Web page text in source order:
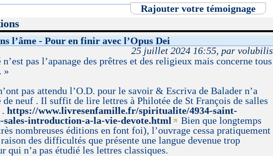
Rajouter votre témoignage
l’âme - Pour en finir avec l’Opus Dei
25 juillet 2024 16:55, par volubilis
pas l’apanage des prêtres et des religieux mais concerne tous
»
pas attendu l’O.D. pour le savoir & Escriva de Balader n’a
de neuf . Il suffit de lire lettres à Philotée de St François de salles
.https://www.livresenfamille.fr/spiritualite/4934-saint-
sales-introduction-a-la-vie-devote.html
Bien que longtemps
nombreuses éditions en font foi), l’ouvrage cessa pratiquement
des difficultés que présente une langue devenue trop
qui n’a pas étudié les lettres classiques.